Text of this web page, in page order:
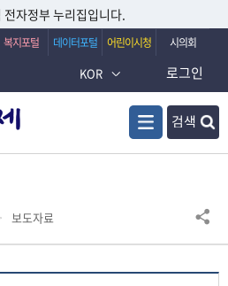
자정부 누리집입니다.
복지포털 데이터포털 어린이시청
시의회
KOR
검색
로그인
보도자료